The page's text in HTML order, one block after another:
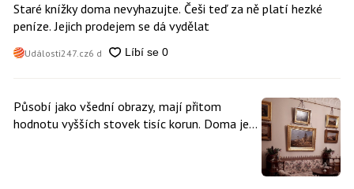
Staré knížky doma nevyhazujte. Češi teď za ně platí hezké
peníze. Jejich prodejem se dá vydělat
Události247.cz6 d
Působí jako všední obrazy, mají přitom
hodnotu vyšších stovek tisíc korun. Doma je